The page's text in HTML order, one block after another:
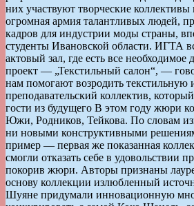
них участвуют творческие
огромная армия талантливых людей,
кадров для индустрии моды страны,
студенты Ивановской области. ИГТА
актовый зал, где есть все
проект — „Текстильный салон“, —
нам помогают возродить текстильную
преподавательский коллектив,
гости из будущего В этом году жюри
Южи, Родников, Тейкова. По словам
ни новыми конструктивными
пример — первая же показанная
смогли отказать себе в удовольствии
покорив жюри. Авторы признаны
основу коллекции излюбленный
Шуяне придумали инновационную